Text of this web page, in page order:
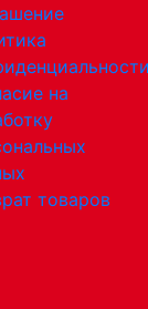
на
товаров